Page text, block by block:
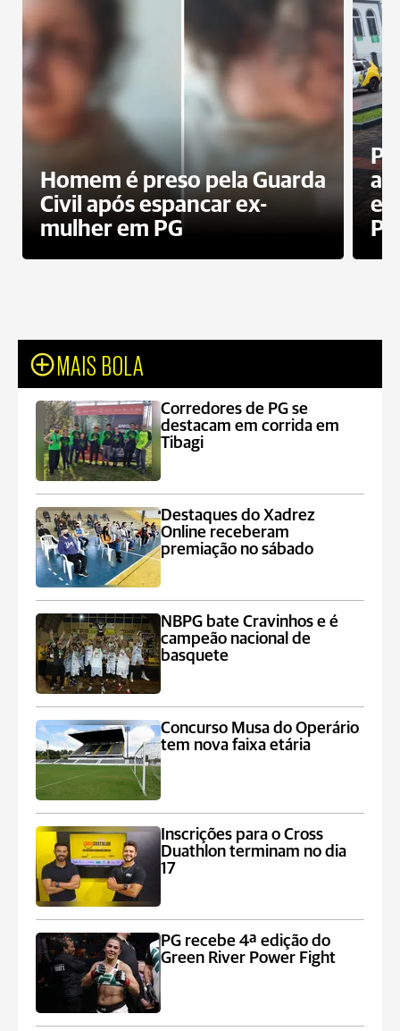
Homem é preso pela Guarda
Civil após espancar ex-
mulher em PG
MAIS BOLA
Corredores de PG se
destacam em corrida em
Tibagi
Destaques do Xadrez
Online receberam
premiação no sábado
NBPG bate Cravinhos e é
campeão nacional de
basquete
Concurso Musa do Operário
tem nova faixa etária
Inscrições para o Cross
Duathlon terminam no dia
17
PG recebe 4ª edição do
Green River Power Fight